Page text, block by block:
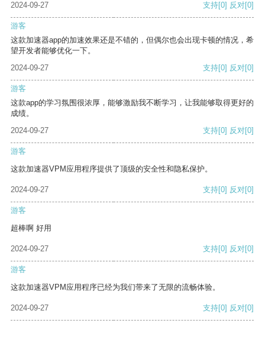
2024-09-27
支持[0] 反对[0]
游客
这款加速器app的加速效果还是不错的，但偶尔也会出现卡顿的情况，希
望开发者能够优化一下。
2024-09-27
支持[0] 反对[0]
游客
这款app的学习氛围很浓厚，能够激励我不断学习，让我能够取得更好的
成绩。
2024-09-27
支持[0] 反对[0]
游客
这款加速器VPM应用程序提供了顶级的安全性和隐私保护。
2024-09-27 支持[0] 反对[0]
游客
超棒啊 好用
2024-09-27 支持[0] 反对[0]
游客
这款加速器VPM应用程序已经为我们带来了无限的流畅体验。
2024-09-27 支持[0] 反对[0]